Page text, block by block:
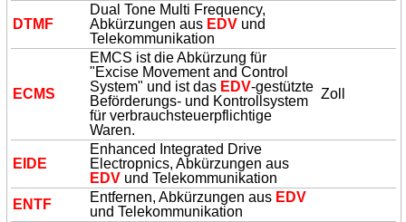
DTMF
Dual Tone Multi Frequency,
Abkürzungen aus EDV und
Telekommunikation
ECMS
EMCS ist die Abkürzung für
"Excise Movement and Control
System" und ist das EDV-gestützte
Beförderungs- und Kontrollsystem
für verbrauchsteuerpflichtige
Waren.
Zoll
EIDE
Enhanced Integrated Drive
Electropnics, Abkürzungen aus
EDV und Telekommunikation
ENTF
Entfernen, Abkürzungen aus EDV
und Telekommunikation